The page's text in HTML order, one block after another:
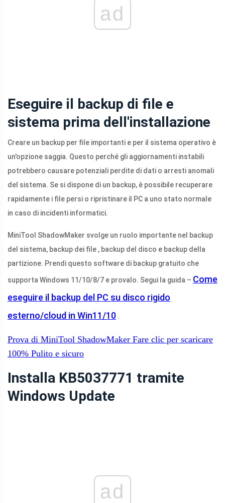
ad
Eseguire il backup di file e
sistema prima dell'installazione
Creare un backup per file importanti e per il sistema operativo è
un'opzione saggia. Questo perché gli aggiornamenti instabili
potrebbero causare potenziali perdite di dati o arresti anomali
del sistema. Se si dispone di un backup, è possibile recuperare
rapidamente i file persi o ripristinare il PC a uno stato normale
in caso di incidenti informatici.
MiniTool ShadowMaker svolge un ruolo importante nel backup
del sistema, backup dei file , backup del disco e backup della
partizione. Prendi questo software di backup gratuito che
supporta Windows 11/10/8/7 e provalo. Segui la guida – Come
eseguire il backup del PC su disco rigido
esterno/cloud in Win11/10 .
Prova di MiniTool ShadowMaker Fare clic per scaricare
100% Pulito e sicuro
Installa KB5037771 tramite
Windows Update
ad